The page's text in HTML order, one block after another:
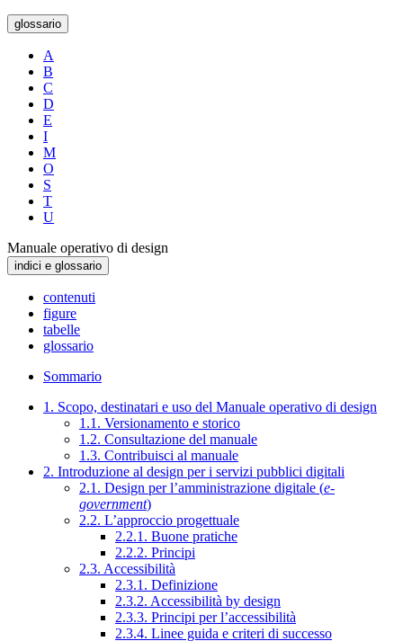
glossario
A
B
C
D
E
I
M
O
S
T
U
Manuale operativo di design
indici e glossario
contenuti
figure
tabelle
glossario
Sommario
1. Scopo, destinatari e uso del Manuale operativo di design
1.1. Versionamento e storico
1.2. Consultazione del manuale
1.3. Contribuisci al manuale
2. Introduzione al design per i servizi pubblici digitali
2.1. Design per l’amministrazione digitale (e-
government)
2.2. L’approccio progettuale
2.2.1. Buone pratiche
2.2.2. Principi
2.3. Accessibilità
2.3.1. Definizione
2.3.2. Accessibilità by design
2.3.3. Principi per l’accessibilità
2.3.4. Linee guida e criteri di successo